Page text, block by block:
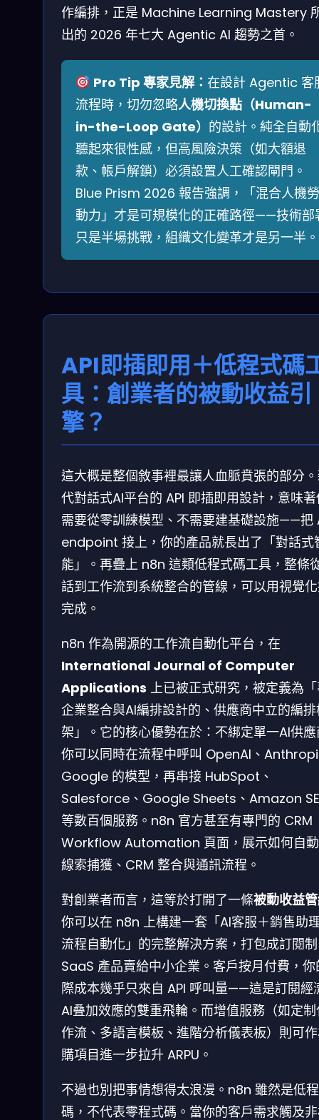
作編排，正是 Machine Learning Mastery
出的 2026 年七大 Agentic AI 趨勢之首。
Pro Tip 專家見解： 在設計 Agentic 客
流程時，切勿忽略人機切換點（Human-
in-the-Loop Gate） 的設計。純全自動
聽起來很性感，但高風險決策（如大額退
款、帳戶解鎖）必須設置人工確認閘門。
Blue Prism 2026 報告強調，「混合人機勞
動力」才是可規模化的正確路徑——技術部
只是半場挑戰，組織文化變革才是另一半。
API即插即用＋低程式碼
具：創業者的被動收益引
擎？
這大概是整個敘事裡最讓人血脈賁張的部分
代對話式AI平台的 API 即插即用設計，意味
需要從零訓練模型、不需要建基礎設施——把
endpoint 接上，你的產品就長出了「對話式
能」。再疊上 n8n 這類低程式碼工具，整條
話到工作流到系統整合的管線，可以用視覺
完成。
n8n 作為開源的工作流自動化平台，在
International Journal of Computer
Applications 上已被正式研究，被定義為
企業整合與AI編排設計的、供應商中立的編
架」。它的核心優勢在於：不綁定單一AI供
你可以同時在流程中呼叫 OpenAI、
Google 的模型，再串接 HubSpot、
Salesforce、Google Sheets、Amazon
等數百個服務。n8n 官方甚至有專門的 CRM
Workflow Automation 頁面，展示如何自
線索捕獲、CRM 整合與通訊流程。
對創業者而言，這等於打開了一條被動收益
你可以在 n8n 上構建一套「AI客服＋銷售助
流程自動化」的完整解決方案，打包成訂閱制
SaaS 產品賣給中小企業。客戶按月付費，你
際成本幾乎只來自 API 呼叫量——這是訂閱經
AI叠加效應的雙重飛輪。而增值服務（如定
作流、多語言模板、進階分析儀表板）則可
購項目進一步拉升 ARPU。
不過也別把事情想得太浪漫。n8n 雖然是低
碼，不代表零程式碼。當你的客戶需求觸及